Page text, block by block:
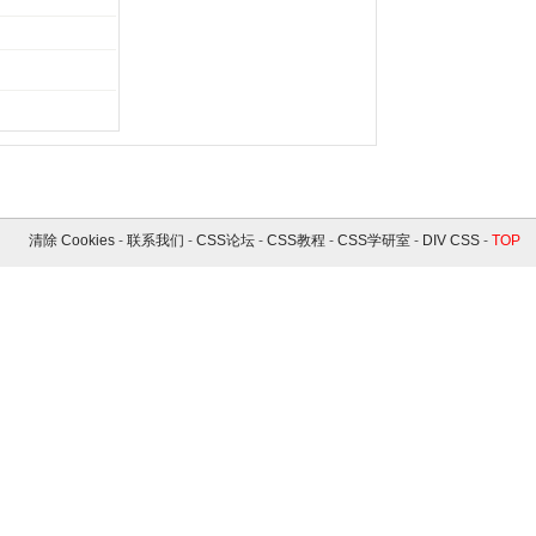
清除 Cookies- 联系我们 - CSS论坛- CSS教程 - CSS学研室- DIV CSS- TOP